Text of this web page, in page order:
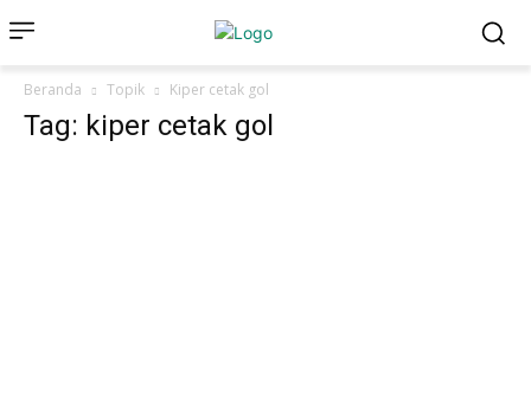
Beranda Topik Kiper cetak gol
Tag: kiper cetak gol